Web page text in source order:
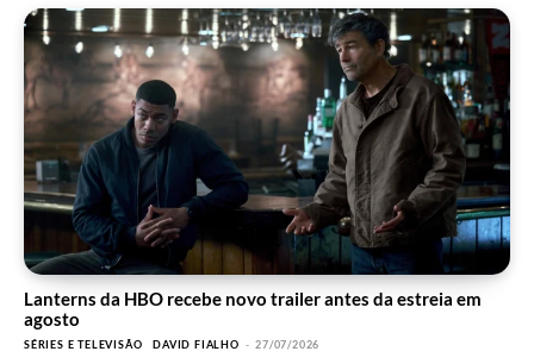
Lanterns da HBO recebe novo trailer antes da estreia em
agosto
SÉRIES E TELEVISÃO DAVID FIALHO - 27/07/2026